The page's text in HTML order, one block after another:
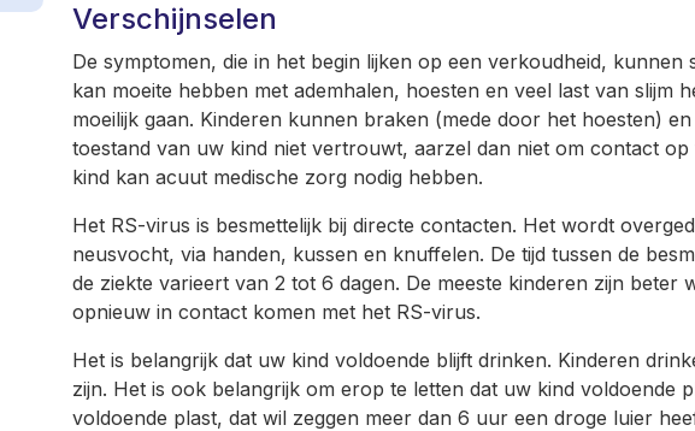
Verschijnselen
De symptomen, die in het begin lijken op een verkoudheid, kunnen
kan moeite hebben met ademhalen, hoesten en veel last van slijm
moeilijk gaan. Kinderen kunnen braken (mede door het hoesten)
toestand van uw kind niet vertrouwt, aarzel dan niet om contact
kind kan acuut medische zorg nodig hebben.
Het RS-virus is besmettelijk bij directe contacten. Het wordt
neusvocht, via handen, kussen en knuffelen. De tijd tussen de
de ziekte varieert van 2 tot 6 dagen. De meeste kinderen zijn beter
opnieuw in contact komen met het RS-virus.
Het is belangrijk dat uw kind voldoende blijft drinken. Kinderen
zijn. Het is ook belangrijk om erop te letten dat uw kind voldoende
voldoende plast, dat wil zeggen meer dan 6 uur een droge luier